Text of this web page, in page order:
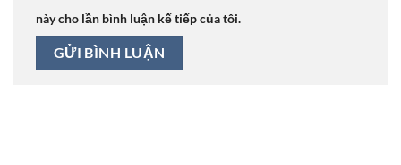
này cho lần bình luận kế tiếp của tôi.